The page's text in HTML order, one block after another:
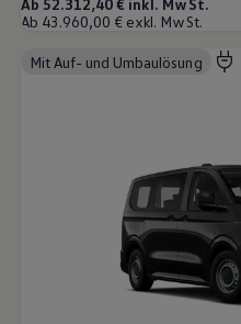
Ab 52.312,40 € inkl. MwSt.
Ab 43.960,00 € exkl. MwSt.
Mit Auf- und Umbaulösung